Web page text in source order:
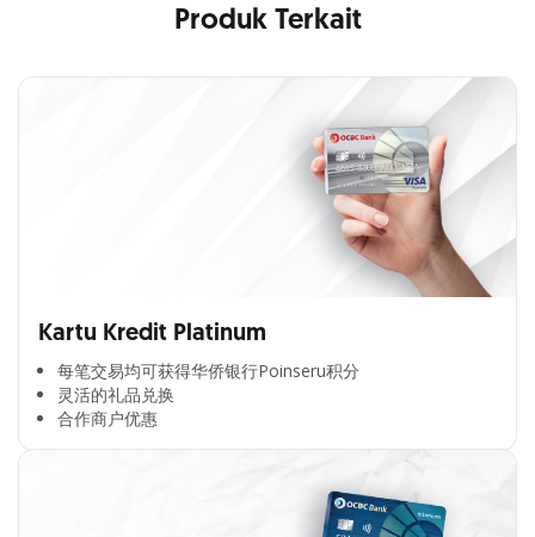
Produk Terkait
Kartu Kredit Platinum
每笔交易均可获得华侨银行Poinseru积分​
灵活的礼品兑换​
合作商户优惠​